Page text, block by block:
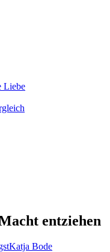
Liebe
entziehen
Katja Bode